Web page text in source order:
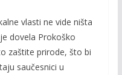
vlasti ne vide ništa
dovela Prokoško
zaštite prirode, što bi
saučesnici u